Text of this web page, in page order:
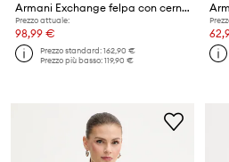
Armani Exchange felpa con cerniera da donna
Prezzo attuale:
98,99 €
Prezzo standard:162,90 €
Prezzo più basso:119,90 €